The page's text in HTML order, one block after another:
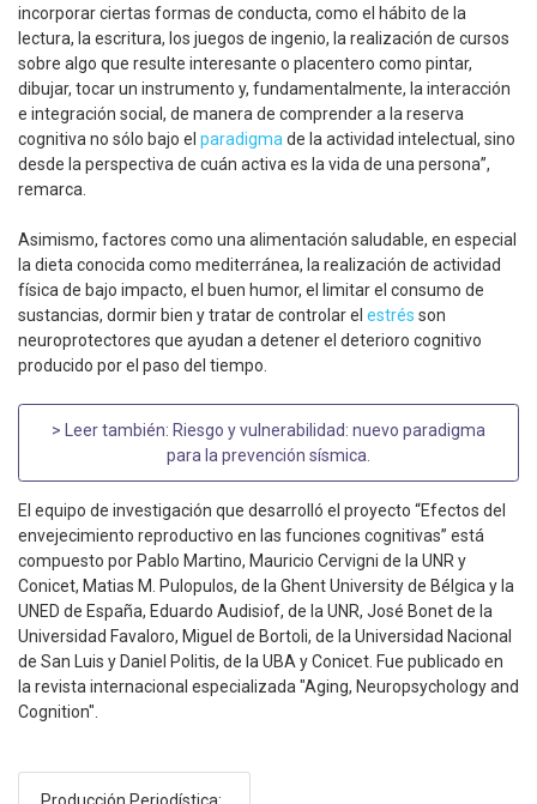
incorporar ciertas formas de conducta, como el hábito de la
lectura, la escritura, los juegos de ingenio, la realización de cursos
sobre algo que resulte interesante o placentero como pintar,
dibujar, tocar un instrumento y, fundamentalmente, la interacción
e integración social, de manera de comprender a la reserva
cognitiva no sólo bajo el paradigma de la actividad intelectual, sino
desde la perspectiva de cuán activa es la vida de una persona”,
remarca.
Asimismo, factores como una alimentación saludable, en especial
la dieta conocida como mediterránea, la realización de actividad
física de bajo impacto, el buen humor, el limitar el consumo de
sustancias, dormir bien y tratar de controlar el estrés son
neuroprotectores que ayudan a detener el deterioro cognitivo
producido por el paso del tiempo.
> Leer también: Riesgo y vulnerabilidad: nuevo paradigma
para la prevención sísmica
El equipo de investigación que desarrolló el proyecto “Efectos del
envejecimiento reproductivo en las funciones cognitivas” está
compuesto por Pablo Martino, Mauricio Cervigni de la UNR y
Conicet, Matias M. Pulopulos, de la Ghent University de Bélgica y la
UNED de España, Eduardo Audisiof, de la UNR, José Bonet de la
Universidad Favaloro, Miguel de Bortoli, de la Universidad Nacional
de San Luis y Daniel Politis, de la UBA y Conicet. Fue publicado en
la revista internacional especializada "Aging, Neuropsychology and
Cognition".
Producción Periodística: